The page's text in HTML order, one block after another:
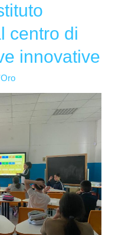
centro di
innovative